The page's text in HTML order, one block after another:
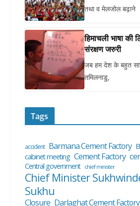
तथा व मेलजोल बढ़ाने
हिमाचली भाषा की लिपि ‘टांकरी’ का
संरक्षण जरुरी
जब हम देश के बहुत
तमिलनाडु,
Tags
accident Barmana Cement Factory
cabinet meeting Cement Factory
Central government chief minister
Chief Minister
Sukhu
Closure Darlaghat Cement Factory